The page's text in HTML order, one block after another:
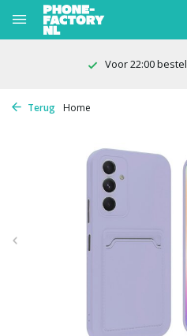
Voor 22:00
Terug Home